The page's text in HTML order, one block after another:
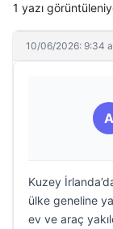
1 yazı
10/06/2026: 9:34
A
Kuzey
ülke geneline
ev ve araç